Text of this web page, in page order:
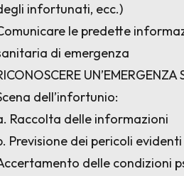
infortunati, ecc.)
le predette
di emergenza
UN’EMERGENZA
dell’infortunio:
Raccolta delle informazioni
Previsione dei pericoli
delle condizioni